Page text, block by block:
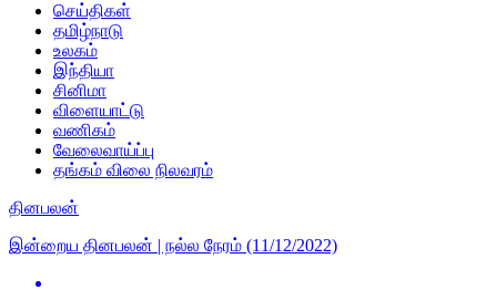
செய்திகள்
தமிழ்நாடு
உலகம்
இந்தியா
சினிமா
விளையாட்டு
வணிகம்
வேலைவாய்ப்பு
தங்கம் விலை நிலவரம்
தினபலன்
இன்றைய தினபலன் | நல்ல நேரம் (11/12/2022)